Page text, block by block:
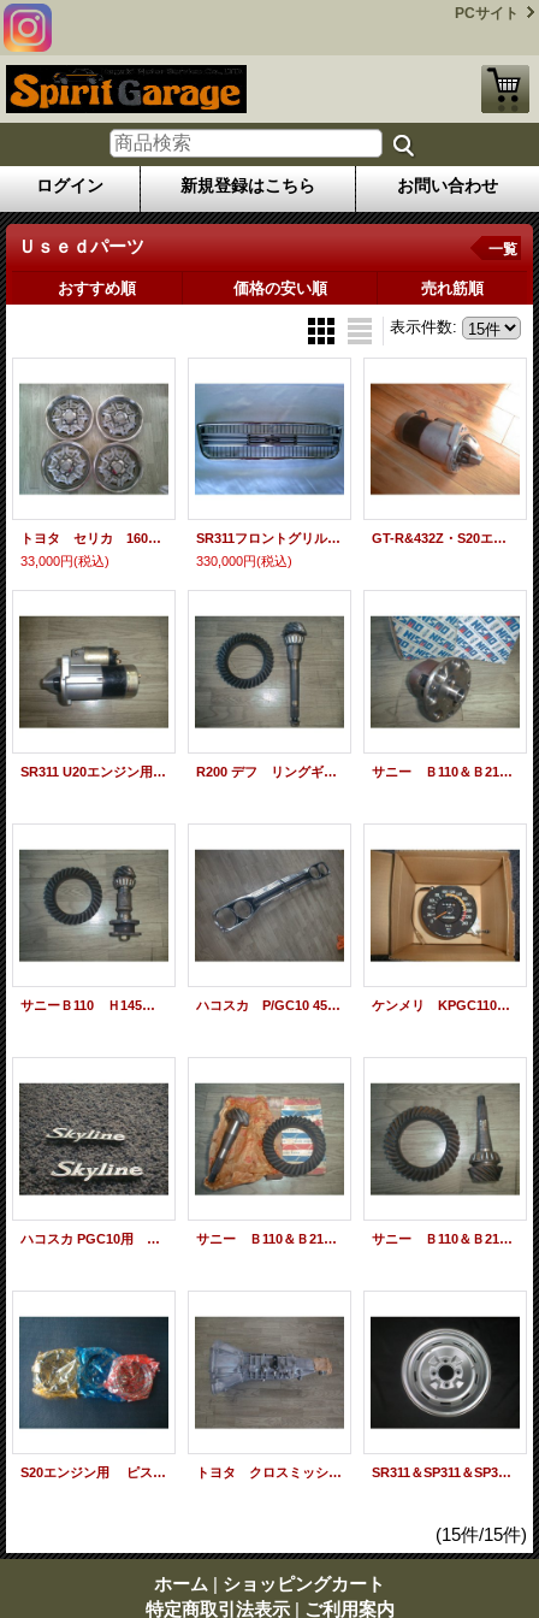
PCサイト
ログイン 新規登録はこちら お問い合わせ
Ｕｓｅｄパーツ 一覧
おすすめ順 価格の安い順 売れ筋順
表示件数:
トヨタ セリカ 1600GT ホイールキャプ
33,000円(税込)
SR311フロントグリル 当時物 未使用品
330,000円(税込)
GT-R&432Z・S20エンジン用 小型リダクションセルモーター
SR311 U20エンジン用小型 リダクションセルモーター R200 デフ リングギャーＳｅｔ SOLD OUT サニー Ｂ110＆Ｂ210 H145 ＤＥＦＦ LSD 売約済
サニーＢ110 Ｈ145 リングギャーＳｅｔ 4.375 売約済 ハコスカ P/GC10 45年式 当時物フロントグリル 売約済 ケンメリ KPGC110 メーター 240K SOLD OUT
ハコスカ PGC10用 フェンダーエンブレム SOLD OUT サニー Ｂ110＆Ｂ210 デフリングギャーＳｅｔ 4.111 サニー Ｂ110＆Ｂ210 デフリングギャーＳｅｔ 3.900 売約済
S20エンジン用 ピストンリングキット SOLD OUT トヨタ クロスミッション T型用 ＴＥ27 売約済 SR311＆SP311＆SP310＆SRL311用 鉄純正タイプアルミホイール SOLD OUT
(15件/15件)
ホーム | ショッピングカート
特定商取引法表示 | ご利用案内